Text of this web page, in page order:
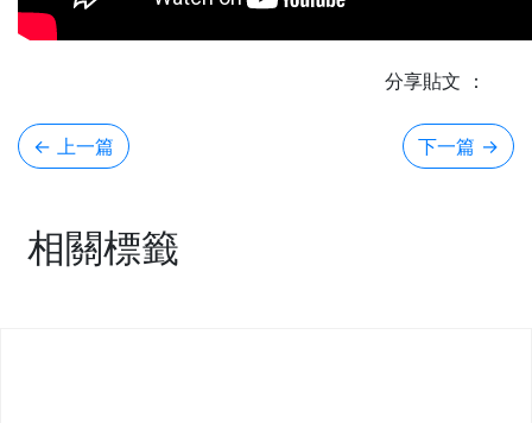
分享貼文 ：
← 上一篇 下一篇 →
相關標籤